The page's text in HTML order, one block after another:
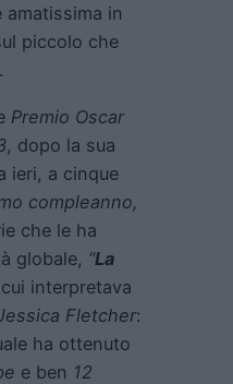
amatissima in
piccolo che
Premio Oscar
, dopo la sua
ieri, a cinque
compleanno,
che le ha
globale, “La
interpretava
Fletcher:
ha ottenuto
e ben 12